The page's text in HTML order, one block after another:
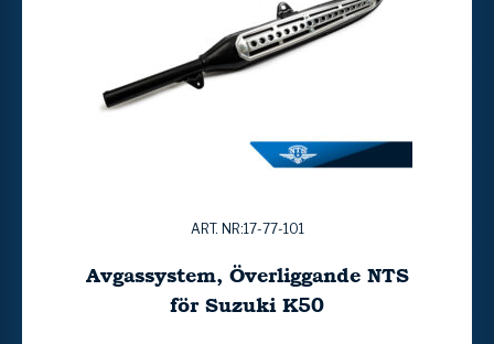
ART. NR:17-77-101
Avgassystem, Överliggande NTS
för Suzuki K50